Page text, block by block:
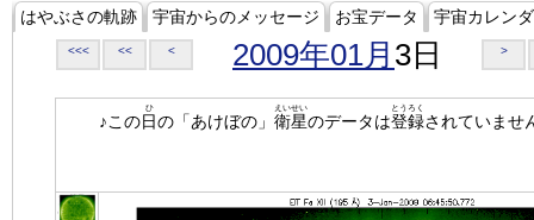
はやぶさの軌跡 宇宙からのメッセージ お宝データ 宇宙カレン
<<< << < 2009年01月 3日 >
♪この日
ひ
の「あけぼの」 衛星
えいせい
のデータは登録
とうろく
されていませ